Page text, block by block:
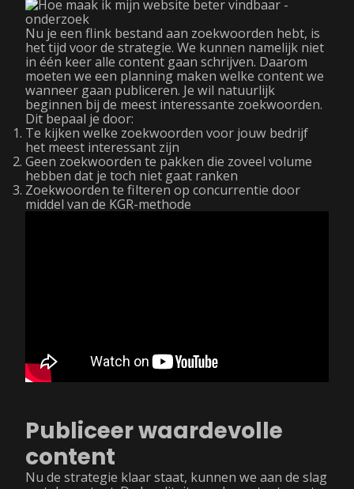
Nu je een flink bestand aan zoekwoorden hebt, is
het tijd voor de strategie. We kunnen namelijk niet
in één keer alle content gaan schrijven. Daarom
moeten we een planning maken welke content we
wanneer gaan publiceren. Je wil natuurlijk
beginnen bij de meest interessante zoekwoorden.
Dit bepaal je door:
Te kijken welke zoekwoorden voor jouw bedrijf
het meest interessant zijn
Geen zoekwoorden te pakken die zoveel volume
hebben dat je toch niet gaat ranken
Zoekwoorden te filteren op concurrentie door
middel van de KGR-methode
Publiceer waardevolle
content
Nu de strategie klaar staat, kunnen we aan de slag